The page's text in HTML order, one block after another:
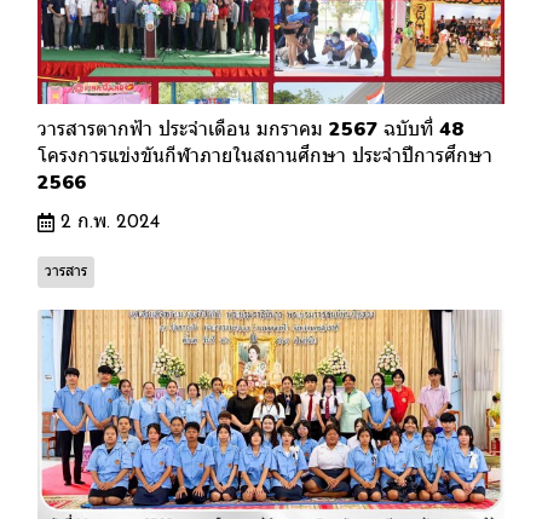
วารสารตากฟ้า ประจำเดือน มกราคม 2567 ฉบับที่ 48
โครงการแข่งขันกีฬาภายในสถานศึกษา ประจำปีการศึกษา
2566
2 ก.พ. 2024
วารสาร